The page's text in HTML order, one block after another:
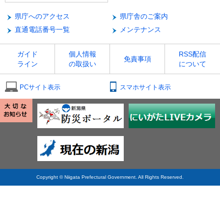
県庁へのアクセス
県庁舎のご案内
直通電話番号一覧
メンテナンス
ガイド
ライン
個人情報
の取扱い
免責事項
RSS配信
について
PCサイト表示 スマホサイト表示
Copyright © Niigata Prefectural Government. All Rights Reserved.